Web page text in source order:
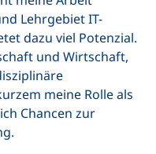
Lehrgebiet IT-
dazu viel Potenzial.
und Wirtschaft,
meine Rolle als
Chancen zur